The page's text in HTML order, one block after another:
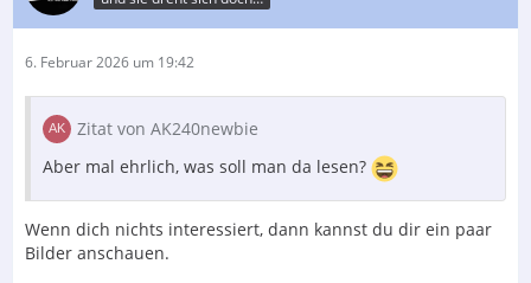
6. Februar 2026 um 19:42
Zitat von AK240newbie
Aber mal ehrlich, was soll man da lesen?
Wenn dich nichts interessiert, dann kannst du dir ein paar
Bilder anschauen.